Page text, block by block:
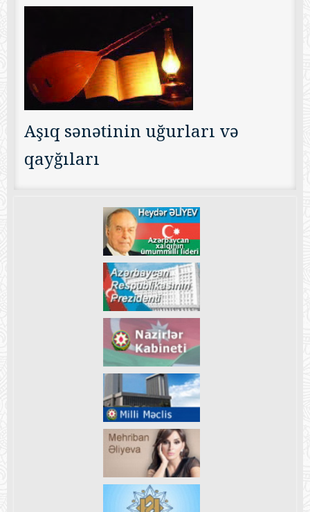
Aşıq sənətinin uğurları və
qayğıları